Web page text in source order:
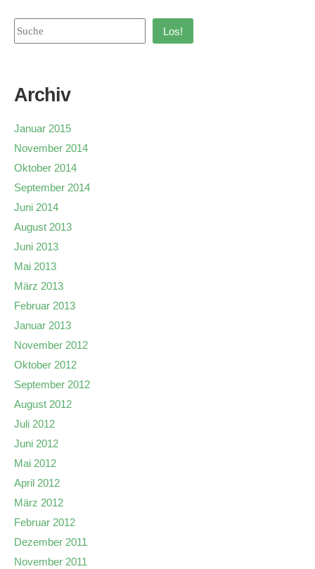
Los!
Archiv
Januar 2015
November 2014
Oktober 2014
September 2014
Juni 2014
August 2013
Juni 2013
Mai 2013
März 2013
Februar 2013
Januar 2013
November 2012
Oktober 2012
September 2012
August 2012
Juli 2012
Juni 2012
Mai 2012
April 2012
März 2012
Februar 2012
Dezember 2011
November 2011